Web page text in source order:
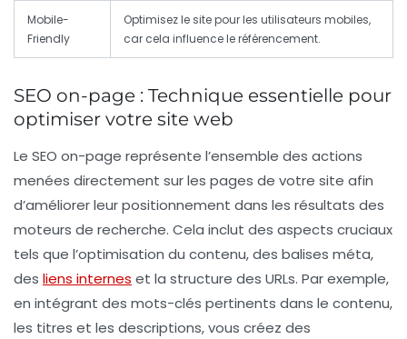
Mobile-
Friendly
Optimisez le site pour les utilisateurs mobiles,
car cela influence le référencement.
SEO on-page : Technique essentielle pour
optimiser votre site web
Le SEO on-page représente l’ensemble des actions
menées directement sur les pages de votre site afin
d’améliorer leur positionnement dans les résultats des
moteurs de recherche. Cela inclut des aspects cruciaux
tels que l’optimisation du contenu, des balises méta,
des liens internes et la structure des URLs. Par exemple,
en intégrant des mots-clés pertinents dans le contenu,
les titres et les descriptions, vous créez des